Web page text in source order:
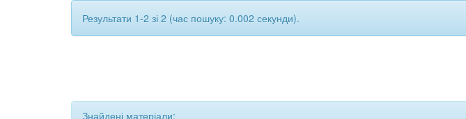
Результати 1-2 зі 2 (час пошуку: 0.002 секунди).
Знайдені матеріали: